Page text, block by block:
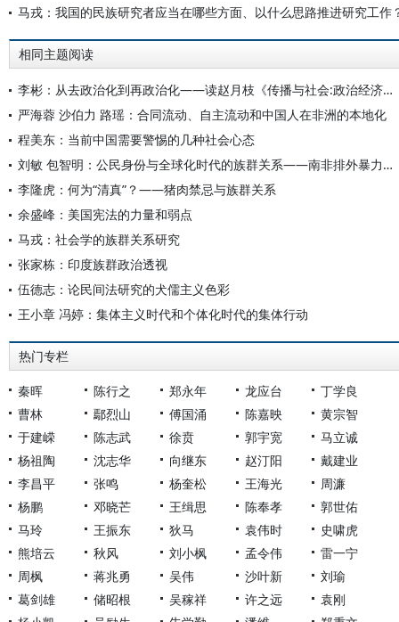
马戎：我国的民族研究者应当在哪些方面、以什么思路推进研究工作
相同主题阅读
李彬：从去政治化到再政治化——读赵月枝《传播与社会:政治经济与文化分析》
严海蓉 沙伯力 路瑶：合同流动、自主流动和中国人在非洲的本地化
程美东：当前中国需要警惕的几种社会心态
刘敏 包智明：公民身份与全球化时代的族群关系——南非排外暴力问题的社会学研究
李隆虎：何为“清真”？——猪肉禁忌与族群关系
余盛峰：美国宪法的力量和弱点
马戎：社会学的族群关系研究
张家栋：印度族群政治透视
伍德志：论民间法研究的犬儒主义色彩
王小章 冯婷：集体主义时代和个体化时代的集体行动
热门专栏
秦晖 陈行之 郑永年 龙应台
丁学良
曹林
鄢烈山 傅国涌 陈嘉映
黄宗智
于建嵘
陈志武 徐贲 郭宇宽
马立诚
杨祖陶
沈志华 向继东 赵汀阳
戴建业
李昌平
张鸣 杨奎松 王海光
周濂
杨鹏
邓晓芒 王缉思 陈奉孝
郭世佑
马玲
王振东 狄马 袁伟时
史啸虎
熊培云
秋风 刘小枫 孟令伟
雷一宁
周枫
蒋兆勇 吴伟 沙叶新
刘瑜
葛剑雄
储昭根 吴稼祥 许之远
袁刚